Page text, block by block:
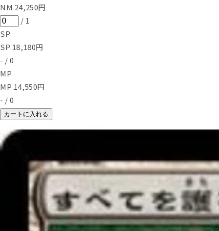
NM 24,250円
/ 1
SP
SP 18,180円
- / 0
MP
MP 14,550円
- / 0
カートに入れる